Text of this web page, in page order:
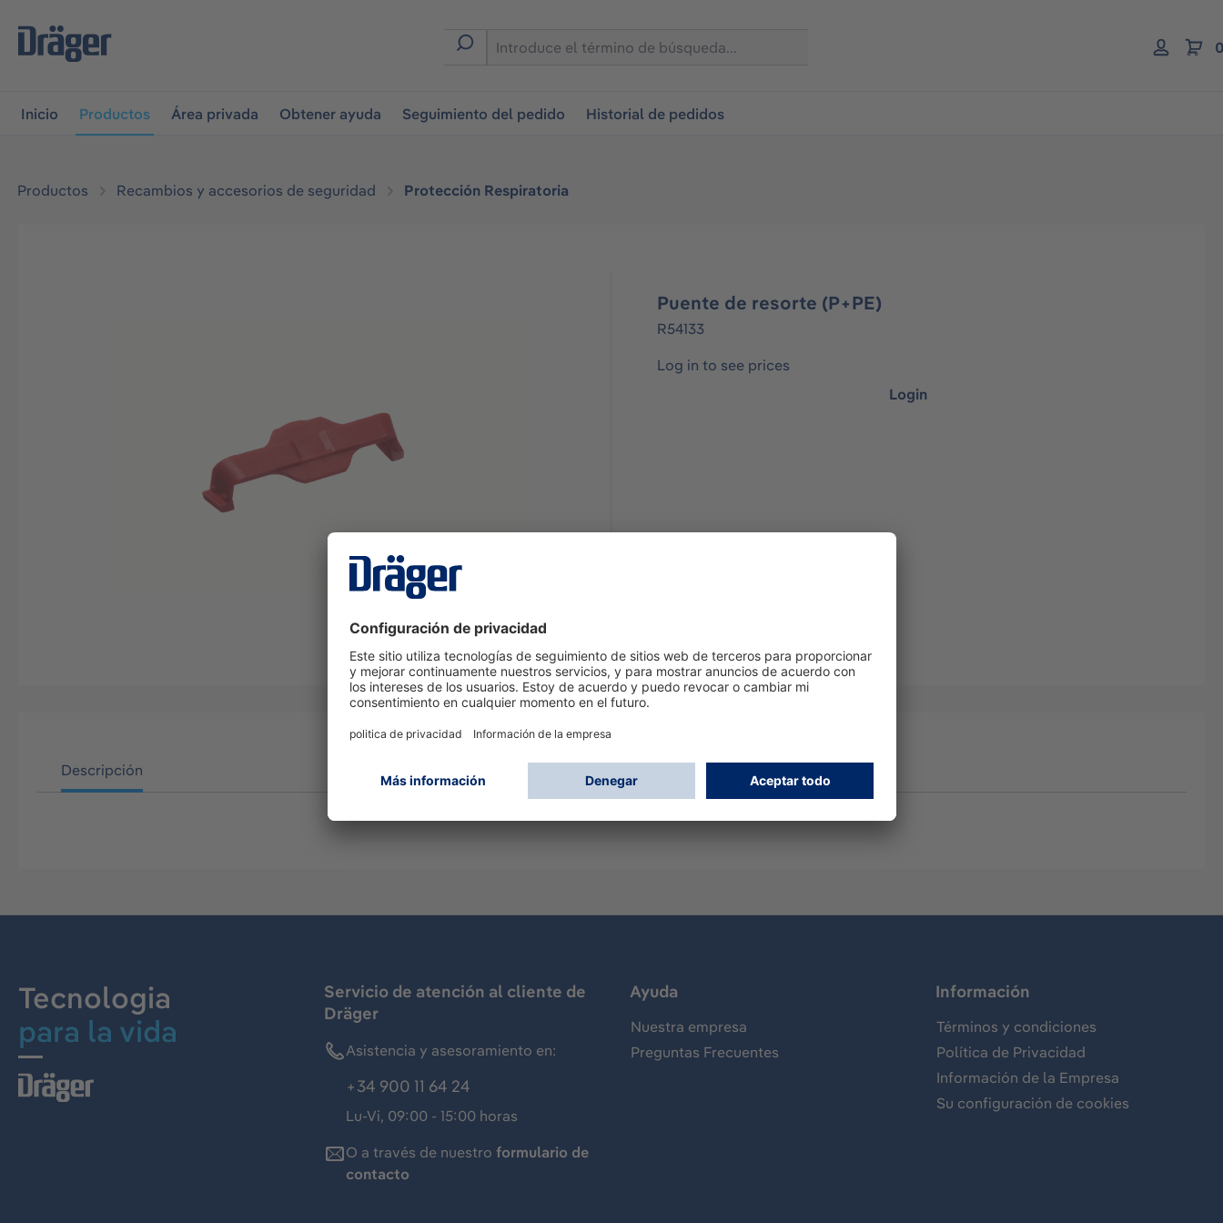
la navegación principal
Inicio Productos Área privada Obtener ayuda Seguimiento del pedido Historial de pedidos
Productos Recambios y accesorios de seguridad Protección Respiratoria
Puente de resorte (P+PE)
R54133
Log in to see prices
Login
Descripción
Tecnologia
para la vida
Servicio de atención al cliente de
Dräger
Asistencia y asesoramiento en:
+34 900 11 64 24
Lu-Vi, 09:00 - 15:00 horas
O a través de nuestro formulario de
contacto
Ayuda
Nuestra empresa
Preguntas Frecuentes
Información
Términos y condiciones
Política de Privacidad
Información de la Empresa
Su configuración de cookies